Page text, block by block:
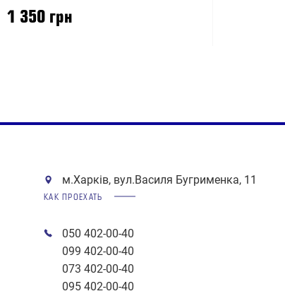
1 350 грн
м.Харків, вул.Василя Бугрименка, 11
КАК ПРОЕХАТЬ
050 402-00-40
099 402-00-40
073 402-00-40
095 402-00-40